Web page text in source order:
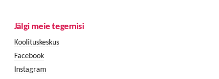
Jälgi meie tegemisi
Koolituskeskus
Facebook
Instagram